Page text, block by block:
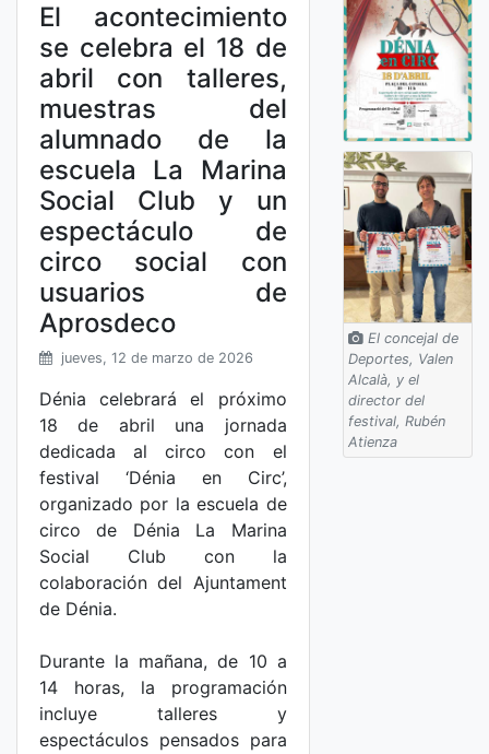
El acontecimiento
se celebra el 18 de
abril con talleres,
muestras del
alumnado de la
escuela La Marina
Social Club y un
espectáculo de
circo social con
usuarios de
Aprosdeco
jueves, 12 de marzo de 2026
Dénia celebrará el próximo
18 de abril una jornada
dedicada al circo con el
festival ‘Dénia en Circ’,
organizado por la escuela de
circo de Dénia La Marina
Social Club con la
colaboración del Ajuntament
de Dénia.
Durante la mañana, de 10 a
14 horas, la programación
incluye talleres y
espectáculos pensados para
El concejal de
Deportes, Valen
Alcalà, y el
director del
festival, Rubén
Atienza